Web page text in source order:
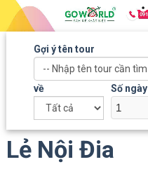
Gợi ý tên tour
về
Số ngày
Lẻ Nội Đia